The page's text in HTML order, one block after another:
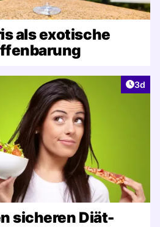
als exotische
3d
sicheren Diät-